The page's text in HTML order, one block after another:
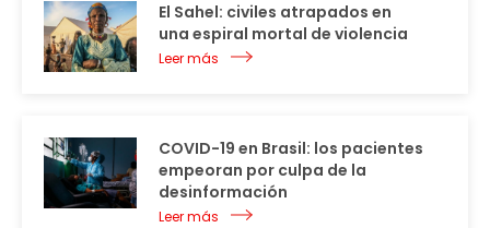
El Sahel: civiles atrapados en
una espiral mortal de violencia
Leer más
COVID-19 en Brasil: los pacientes
empeoran por culpa de la
desinformación
Leer más